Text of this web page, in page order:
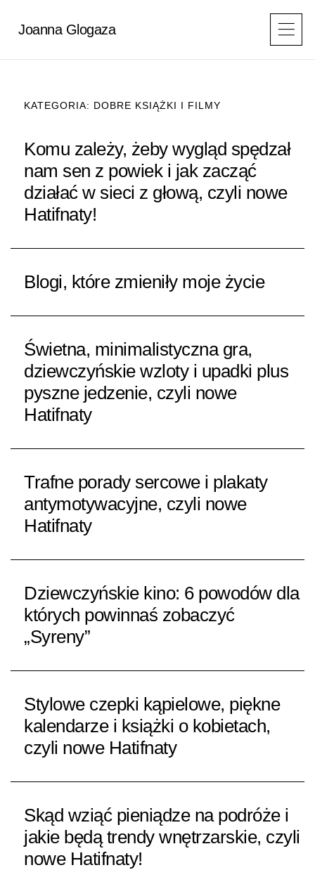
Joanna Glogaza
KATEGORIA: DOBRE KSIĄŻKI I FILMY
Komu zależy, żeby wygląd spędzał
nam sen z powiek i jak zacząć
działać w sieci z głową, czyli nowe
Hatifnaty!
Blogi, które zmieniły moje życie
Świetna, minimalistyczna gra,
dziewczyńskie wzloty i upadki plus
pyszne jedzenie, czyli nowe
Hatifnaty
Trafne porady sercowe i plakaty
antymotywacyjne, czyli nowe
Hatifnaty
Dziewczyńskie kino: 6 powodów dla
których powinnaś zobaczyć
„Syreny”
Stylowe czepki kąpielowe, piękne
kalendarze i książki o kobietach,
czyli nowe Hatifnaty
Skąd wziąć pieniądze na podróże i
jakie będą trendy wnętrzarskie, czyli
nowe Hatifnaty!